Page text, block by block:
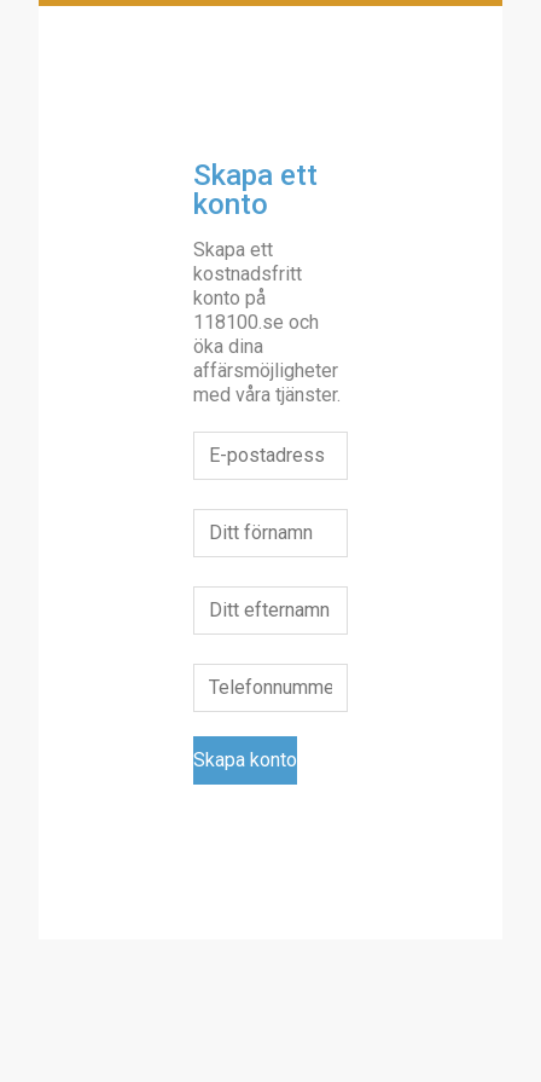
Skapa ett
konto
Skapa ett
kostnadsfritt
konto på
118100.se och
öka dina
affärsmöjligheter
med våra tjänster.